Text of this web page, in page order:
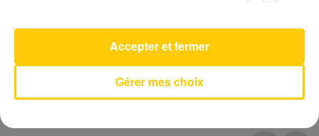
Elle A Les Yeux Revolver
MARC LAVOINE
Gérer mes choix
Accepter et fermer